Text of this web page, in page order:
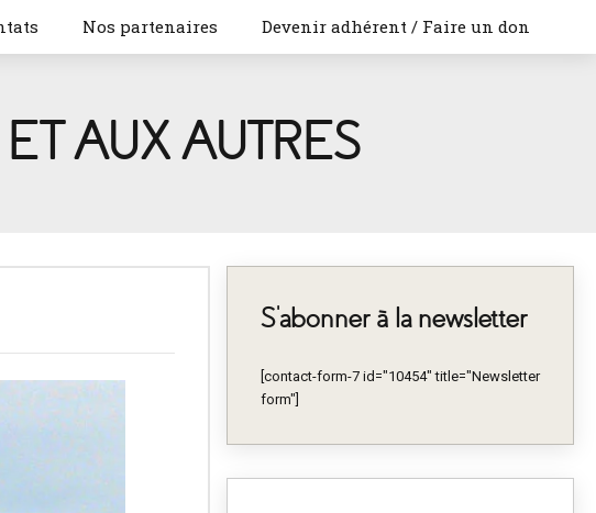
Nos partenaires Devenir adhérent / Faire un don
AUX AUTRES
S’abonner à la newsletter
[contact-form-7 id="10454" title="Newsletter
form"]